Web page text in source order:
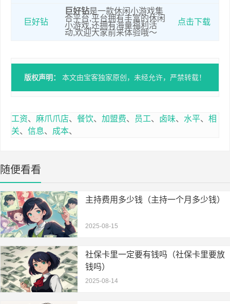
巨好钻
巨好钻是一款休闲小游戏集
合平台,平台拥有丰富的休闲
小游戏,还拥有海量福利活
动,欢迎大家前来体验哦～
点击下载
版权声明： 本文由宝客独家原创，未经允许，严禁转载！
工资、 麻爪爪店、 餐饮、 加盟费、 员工、 卤味、 水平、 相
关、 信息、 成本、
随便看看
主持费用多少钱（主持一个月多少钱）
2025-08-15
社保卡里一定要有钱吗（社保卡里要放
钱吗）
2025-08-14